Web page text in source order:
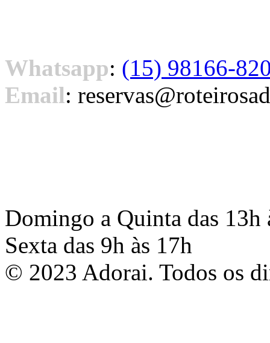
Whatsapp: (15) 98166-
Email:
Domingo a Quinta das 13h
Sexta das 9h às 17h
© 2023 Adorai. Todos os